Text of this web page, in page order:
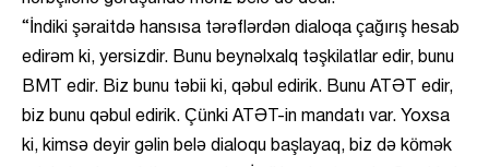
“İndiki şəraitdə hansısa tərəflərdən dialoqa çağırış hesab
edirəm ki, yersizdir. Bunu beynəlxalq təşkilatlar edir, bunu
BMT edir. Biz bunu təbii ki, qəbul edirik. Bunu ATƏT edir,
biz bunu qəbul edirik. Çünki ATƏT-in mandatı var. Yoxsa
ki, kimsə deyir gəlin belə dialoqu başlayaq, biz də kömək